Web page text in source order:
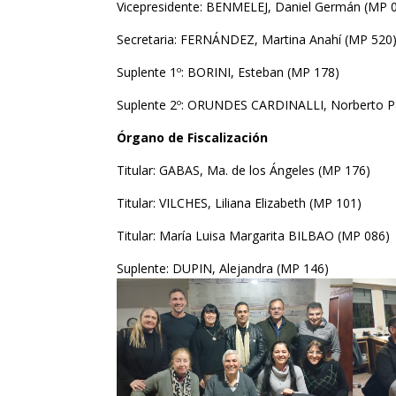
Vicepresidente: BENMELEJ, Daniel Germán (MP
Secretaria: FERNÁNDEZ, Martina Anahí (MP 520)
Suplente 1º: BORINI, Esteban (MP 178)
Suplente 2º: ORUNDES CARDINALLI, Norberto
Órgano de Fiscalización
Titular: GABAS, Ma. de los Ángeles (MP 176)
Titular: VILCHES, Liliana Elizabeth (MP 101)
Titular: María Luisa Margarita BILBAO (MP 086)
Suplente: DUPIN, Alejandra (MP 146)